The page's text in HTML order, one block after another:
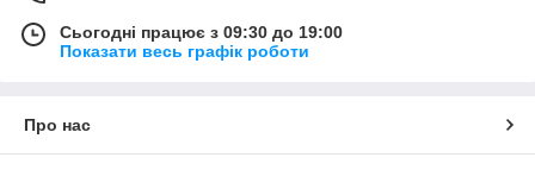
Сьогодні працює з 09:30 до 19:00
Показати весь графік роботи
Про нас